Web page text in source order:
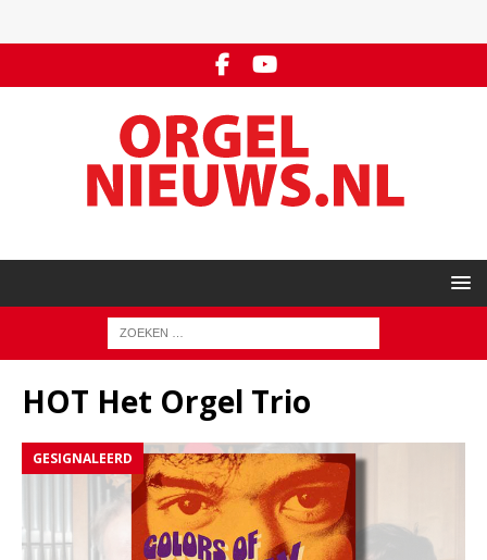
HOT Het Orgel Trio
GESIGNALEERD